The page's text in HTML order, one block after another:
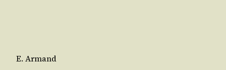
E. Armand